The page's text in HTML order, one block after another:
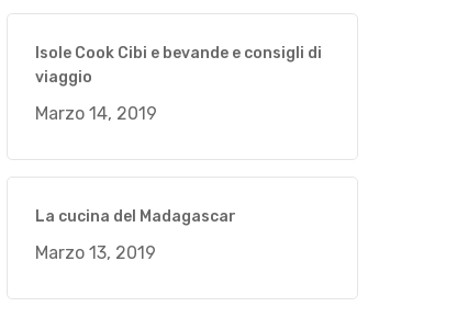
Isole Cook Cibi e bevande e consigli di
viaggio
Marzo 14, 2019
La cucina del Madagascar
Marzo 13, 2019